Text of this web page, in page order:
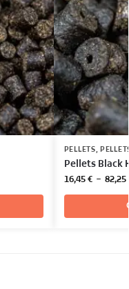
PELLETS,
Pellets Black
16,45€ – 82,25